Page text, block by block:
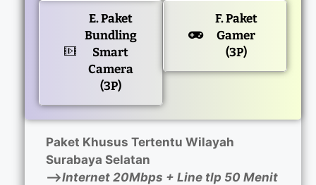
E. Paket
Bundling
Smart
Camera
(3P)
F. Paket
Gamer
(3P)
Paket Khusus Tertentu Wilayah
Surabaya Selatan
—>Internet 20Mbps + Line tlp 50 Menit